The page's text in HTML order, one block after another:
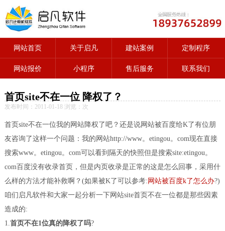
网站首页 关于启凡 建站案例 定制程序
网站报价 小程序 售后服务 联系我们
首页site不在一位 降权了？
发布时间：2011-01-18 浏览： 次
首页site不在一位我的网站降权了吧？还是说网站被百度给K了有位朋
友咨询了这样一个问题：我的网站http://www。etingou。com现在直接
搜索www。etingou。com可以看到隔天的快照但是搜索site:etingou。
com百度没有收录首页，但是内页收录是正常的这是怎么回事，采用什
么样的方法才能补救啊？(如果被K了可以参考:网站被百度k了怎么办?)
咱们启凡软件和大家一起分析一下网站site首页不在一位都是那些因素
造成的:
1. 首页不在1位真的降权了吗?